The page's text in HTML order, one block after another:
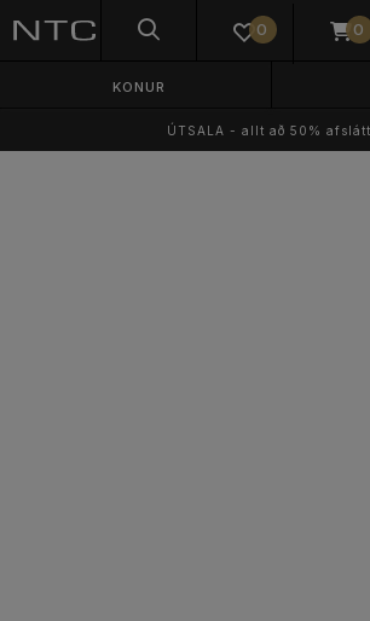
0 0
KONUR
ÚTSALA - allt að 50%